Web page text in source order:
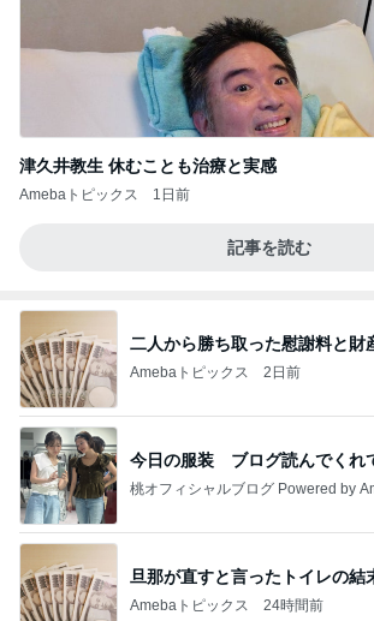
津久井教生 休むことも治療と実感
Amebaトピックス 1日前
記事を読む
二人から勝ち取った慰謝料と財
Amebaトピックス 2日前
今日の服装 ブログ読んでくれ
桃オフィシャルブログ Powered by
旦那が直すと言ったトイレの結
Amebaトピックス 24時間前